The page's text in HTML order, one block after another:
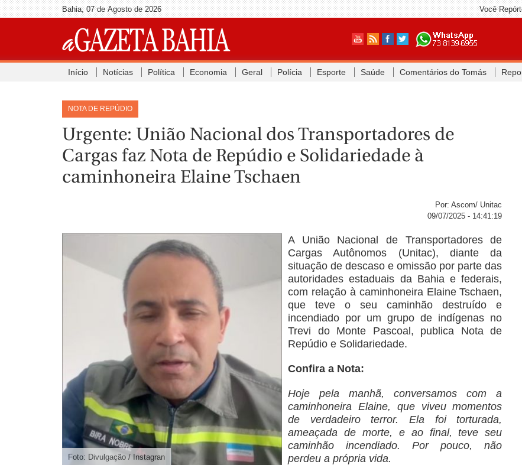
Bahia, 07 de Agosto de 2026 Você
Início Notícias Política Economia Geral Polícia Esporte Saúde Comentários do Tomás
NOTA DE REPÚDIO
Urgente: União Nacional dos Transportadores de
Cargas faz Nota de Repúdio e Solidariedade à
caminhoneira Elaine Tschaen
Por: Ascom/ Unitac
09/07/2025 - 14:41:19
Foto: Divulgação / Instagran
A União Nacional de Transportadores de
Cargas Autônomos (Unitac), diante da
situação de descaso e omissão por parte das
autoridades estaduais da Bahia e federais,
com relação à caminhoneira Elaine Tschaen,
que teve o seu caminhão destruído e
incendiado por um grupo de indígenas no
Trevi do Monte Pascoal, publica Nota de
Repúdio e Solidariedade.
Confira a Nota:
Hoje pela manhã, conversamos com a
caminhoneira Elaine, que viveu momentos
de verdadeiro terror. Ela foi torturada,
ameaçada de morte, e ao final, teve seu
caminhão incendiado. Por pouco, não
perdeu a própria vida.